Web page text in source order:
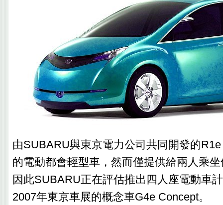
由SUBARU與東京電力公司共同開發的
的電動都會輕型車，然而僅提供給兩人乘
因此SUBARU正在評估推出四人座電動車
2007年東京車展的概念車G4e Concept。